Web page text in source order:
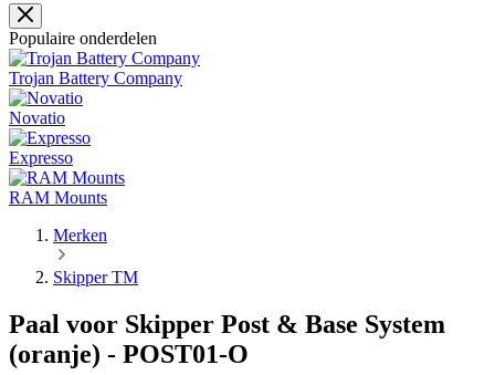
Populaire onderdelen
Trojan Battery Company
Novatio
Expresso
RAM Mounts
Merken
Skipper TM
Paal voor Skipper Post & Base System
(oranje) - POST01-O